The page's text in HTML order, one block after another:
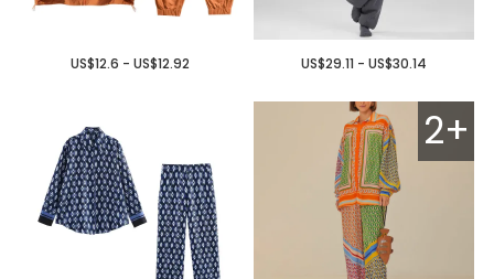
US$12.6 - US$12.92 US$29.11 - US$30.14
2+